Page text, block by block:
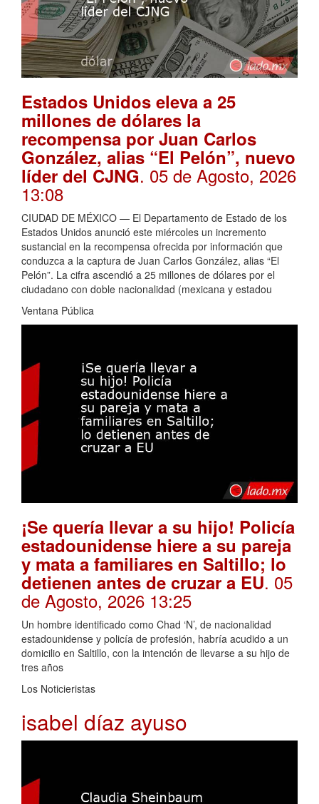
Estados Unidos eleva a 25
millones de dólares la
recompensa por Juan Carlos
González, alias “El Pelón”, nuevo
líder del CJNG. 05 de Agosto, 2026
13:08
CIUDAD DE MÉXICO — El Departamento de Estado de los
Estados Unidos anunció este miércoles un incremento
sustancial en la recompensa ofrecida por información que
conduzca a la captura de Juan Carlos González, alias “El
Pelón”. La cifra ascendió a 25 millones de dólares por el
ciudadano con doble nacionalidad (mexicana y estadou
Ventana Pública
¡Se quería llevar a su hijo! Policía
estadounidense hiere a su pareja
y mata a familiares en Saltillo; lo
detienen antes de cruzar a EU. 05
de Agosto, 2026 13:25
Un hombre identificado como Chad ‘N’, de nacionalidad
estadounidense y policía de profesión, habría acudido a un
domicilio en Saltillo, con la intención de llevarse a su hijo de
tres años
Los Noticieristas
isabel díaz ayuso